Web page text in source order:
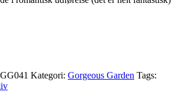
GG041 Kategori: Gorgeous Garden Tags: